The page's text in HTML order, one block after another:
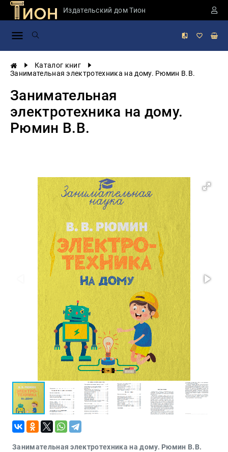
Издательский дом Тион
Каталог книг
Занимательная электротехника на дому. Рюмин В.В.
Занимательная
электротехника на дому.
Рюмин В.В.
Занимательная электротехника на дому. Рюмин В.В.
Занимательная
России
история
Экономика
Фантастика
Мир
будущего
Публицистика
Проза
Тайное и
непознанное
Образ
Философия
Военная
история
Конспирология
Политика
Религия
Туризм
Разное
Кухня,
гастрономия,